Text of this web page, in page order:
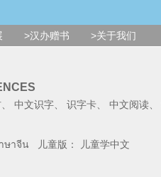
>汉办赠书 >关于我们
中文识字 识字卡 中文阅读
ษาจีน 儿童版： 儿童学中文